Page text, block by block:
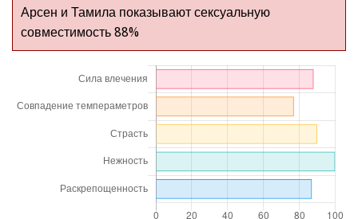
Арсен и Тамила показывают сексуальную
совместимость 88%